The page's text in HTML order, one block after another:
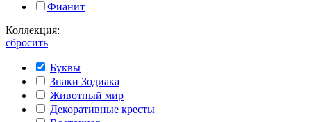
Фианит
Коллекция:
сбросить
Буквы
Знаки Зодиака
Животный мир
Декоративные кресты